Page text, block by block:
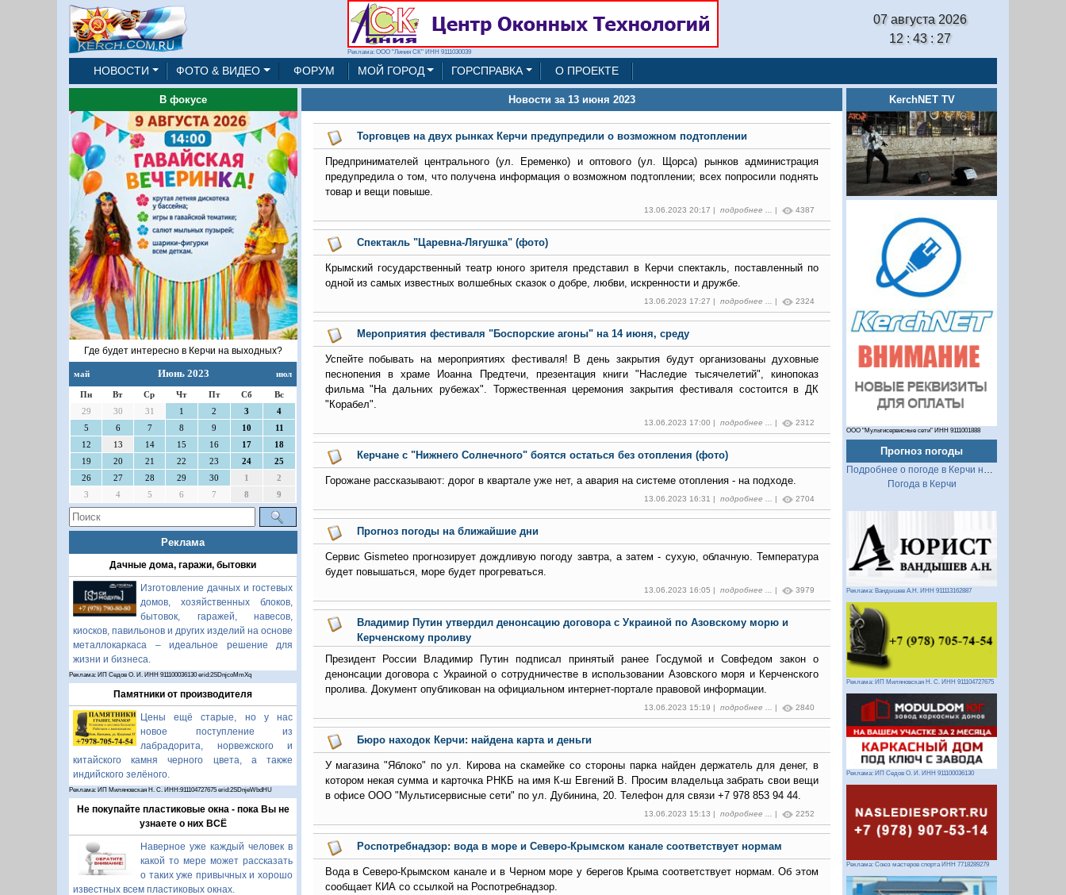
Реклама: ООО "Линия СК" ИНН 9111030039
07 августа 2026
12 : 43 : 28
НОВОСТИ ФОТО & ВИДЕО ФОРУМ МОЙ ГОРОД ГОРСПРАВКА О ПРОЕКТЕ
В фокусе
Где будет интересно в Керчи на выходных?
май Июнь 2023 июл
Пн Вт Ср Чт Пт Сб
Вс
29
30 31 1 2 3
4
5
6 7 8 9 10
11
12
13 14 15 16 17
18
19
20 21 22 23 24
25
26
27 28 29 30 1
2
3
4 5 6 7 8 9
Реклама
Дачные дома, гаражи, бытовки
Изготовление дачных и гостевых
домов, хозяйственных блоков,
бытовок, гаражей, навесов,
киосков, павильонов и других изделий на основе
металлокаркаса – идеальное решение для
жизни и бизнеса.
Реклама: ИП Седов О. И. ИНН 911100036130 erid:2SDnjcoMmXq
Памятники от производителя
Цены ещё старые, но у нас
новое поступление из
лабрадорита, норвежского и
китайского камня черного цвета, а также
индийского зелёного.
Реклама: ИП Миляновская Н. С. ИНН:911104727675 erid:2SDnjeWbdHU
Не покупайте пластиковые окна - пока Вы не
узнаете о них ВСЁ
Наверное уже каждый человек в
какой то мере может рассказать
о таких уже привычных и хорошо
известных всем пластиковых окнах.
Новости за 13 июня 2023
Торговцев на двух рынках Керчи предупредили о возможном подтоплении
Предпринимателей центрального (ул. Еременко) и оптового (ул. Щорса) рынков администрация
предупредила о том, что получена информация о возможном подтоплении; всех попросили поднять
товар и вещи повыше.
13.06.2023 20:17 | подробнее ... | 4387
Спектакль "Царевна-Лягушка" (фото)
Крымский государственный театр юного зрителя представил в Керчи спектакль, поставленный по
одной из самых известных волшебных сказок о добре, любви, искренности и дружбе.
13.06.2023 17:27 | подробнее ... | 2324
Мероприятия фестиваля "Боспорские агоны" на 14 июня, среду
Успейте побывать на мероприятиях фестиваля! В день закрытия будут организованы духовные
песнопения в храме Иоанна Предтечи, презентация книги "Наследие тысячелетий", кинопоказ
фильма "На дальних рубежах". Торжественная церемония закрытия фестиваля состоится в ДК
"Корабел".
13.06.2023 17:00 | подробнее ... | 2312
Керчане с "Нижнего Солнечного" боятся остаться без отопления (фото)
Горожане рассказывают: дорог в квартале уже нет, а авария на системе отопления - на подходе.
13.06.2023 16:31 | подробнее ... | 2704
Прогноз погоды на ближайшие дни
Сервис Gismeteo прогнозирует дождливую погоду завтра, а затем - сухую, облачную. Температура
будет повышаться, море будет прогреваться.
13.06.2023 16:05 | подробнее ... | 3979
Владимир Путин утвердил денонсацию договора с Украиной по Азовскому морю и
Керченскому проливу
Президент России Владимир Путин подписал принятый ранее Госдумой и Совфедом закон о
денонсации договора с Украиной о сотрудничестве в использовании Азовского моря и Керченского
пролива. Документ опубликован на официальном интернет-портале правовой информации.
13.06.2023 15:19 | подробнее ... | 2840
Бюро находок Керчи: найдена карта и деньги
У магазина "Яблоко" по ул. Кирова на скамейке со стороны парка найден держатель для денег, в
котором некая сумма и карточка РНКБ на имя К-ш Евгений В. Просим владельца забрать свои вещи
в офисе ООО "Мультисервисные сети" по ул. Дубинина, 20. Телефон для связи +7 978 853 94 44.
13.06.2023 15:13 | подробнее ... | 2252
Роспотребнадзор: вода в море и Северо-Крымском канале соответствует нормам
Вода в Северо-Крымском канале и в Черном море у берегов Крыма соответствует нормам. Об этом
сообщает КИА со ссылкой на Роспотребнадзор.
KerchNET TV
ООО "Мультисервисные сети" ИНН 9111001888
Прогноз погоды
Подробнее о погоде в Керчи на 2 недели
Погода в Керчи
Реклама: Вандышев А.Н. ИНН 911113162887
Реклама: ИП Миляновская Н. С. ИНН 911104727675
Реклама: ИП Седов О. И. ИНН 911100036130
Реклама: Союз мастеров спорта ИНН 7718289279